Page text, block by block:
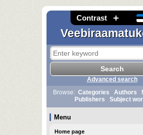
Contrast
Advanced search
Browse: Categories Authors
Publishers
Subject
Menu
Home page